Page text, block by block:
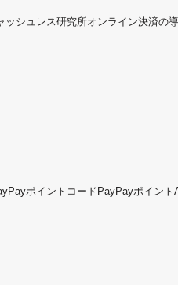
ッシュレス研究所オンライン決済の
ポイントコードPayPayポイント